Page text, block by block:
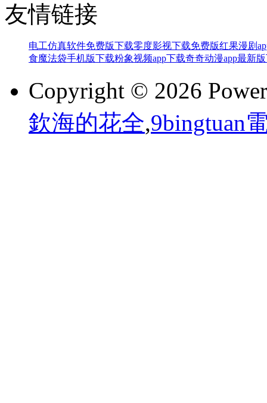
友情链接
电工仿真软件免费版下载零度影视下载免费版红果漫剧
食魔法袋手机版下载粉象视频app下载奇奇动漫app最新
Copyright © 2026
欽海的花全,9bingtuan